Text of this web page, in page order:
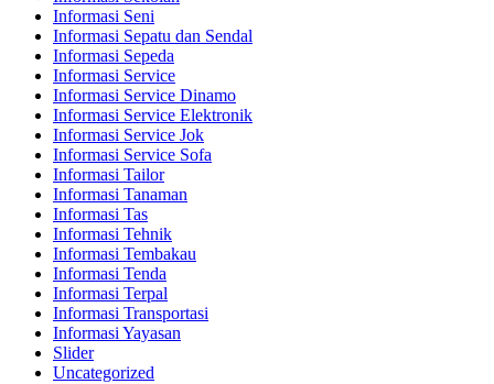
Informasi Seni
Informasi Sepatu dan Sendal
Informasi Sepeda
Informasi Service
Informasi Service Dinamo
Informasi Service Elektronik
Informasi Service Jok
Informasi Service Sofa
Informasi Tailor
Informasi Tanaman
Informasi Tas
Informasi Tehnik
Informasi Tembakau
Informasi Tenda
Informasi Terpal
Informasi Transportasi
Informasi Yayasan
Slider
Uncategorized